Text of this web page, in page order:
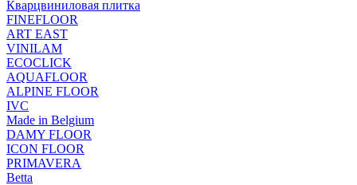
Кварцвиниловая плитка
FINEFLOOR
ART EAST
VINILAM
ECOCLICK
AQUAFLOOR
ALPINE FLOOR
IVC
Made in Belgium
DAMY FLOOR
ICON FLOOR
PRIMAVERA
Betta